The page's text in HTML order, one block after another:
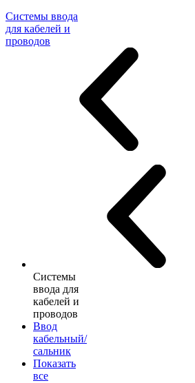
Системы ввода
для кабелей и
проводов
Системы
ввода для
кабелей и
проводов
Ввод
кабельный/
сальник
Показать
все